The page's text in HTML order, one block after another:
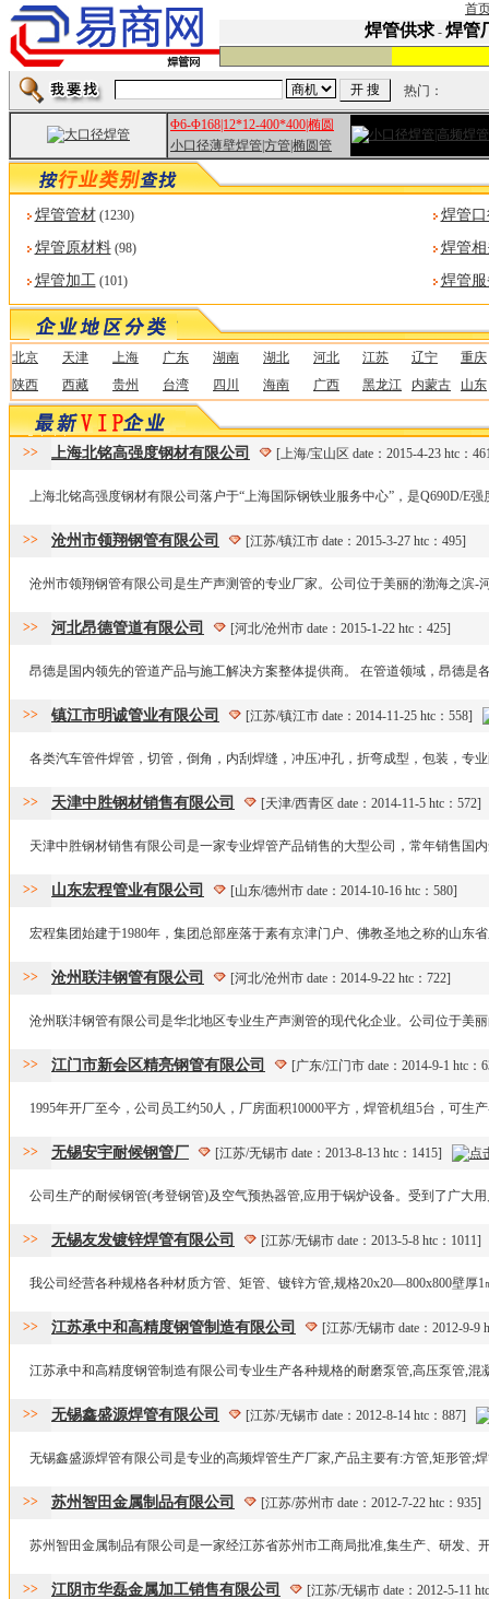
首
焊管供求- 焊管
热门：
Φ6-Φ168|12*12-400*400|椭圆
小口径薄壁焊管|方管|椭圆管
焊管管材(1230)
焊管
焊管原材料(98)
焊管相
焊管加工(101) 焊管服
北京 天津 上海 广东 湖南 湖北 河北 江苏 辽宁
重庆
陕西
西藏 贵州 台湾 四川 海南 广西 黑龙江 内蒙古 山东
>> 上海北铭高强度钢材有限公司 [上海/宝山区 date：2015-4-23 htc：
上海北铭高强度钢材有限公司落户于“上海国际钢铁业服务中心”，是Q690D/E强
>> 沧州市领翔钢管有限公司 [江苏/镇江市 date：2015-3-27 htc：495]
沧州市领翔钢管有限公司是生产声测管的专业厂家。公司位于美丽的渤海之滨-
>> 河北昂德管道有限公司 [河北/沧州市 date：2015-1-22 htc：425]
昂德是国内领先的管道产品与施工解决方案整体提供商。 在管道领域，昂德是
>> 镇江市明诚管业有限公司 [江苏/镇江市 date：2014-11-25 htc：558]
各类汽车管件焊管，切管，倒角，内刮焊缝，冲压冲孔，折弯成型，包装，专
>> 天津中胜钢材销售有限公司 [天津/西青区 date：2014-11-5 htc：
天津中胜钢材销售有限公司是一家专业焊管产品销售的大型公司，常年销售国内
>> 山东宏程管业有限公司 [山东/德州市 date：2014-10-16 htc：580]
宏程集团始建于1980年，集团总部座落于素有京津门户、佛教圣地之称的山东
>> 沧州联沣钢管有限公司 [河北/沧州市 date：2014-9-22 htc：722]
沧州联沣钢管有限公司是华北地区专业生产声测管的现代化企业。公司位于美
>> 江门市新会区精亮钢管有限公司 [广东/江门市 date：2014-9-1 htc
1995年开厂至今，公司员工约50人，厂房面积10000平方，焊管机组5台，可生
>> 无锡安宇耐候钢管厂 [江苏/无锡市 date：2013-8-13 htc：1415]
公司生产的耐候钢管(考登钢管)及空气预热器管,应用于锅炉设备。受到了广大
>> 无锡友发镀锌焊管有限公司 [江苏/无锡市 date：2013-5-8 htc：
我公司经营各种规格各种材质方管、矩管、镀锌方管,规格20x20—800x800壁厚1
>> 江苏承中和高精度钢管制造有限公司 [江苏/无锡市 date：2012-9-
江苏承中和高精度钢管制造有限公司专业生产各种规格的耐磨泵管,高压泵管,混
>> 无锡鑫盛源焊管有限公司 [江苏/无锡市 date：2012-8-14 htc：887]
无锡鑫盛源焊管有限公司是专业的高频焊管生产厂家,产品主要有:方管,矩形管;焊
>> 苏州智田金属制品有限公司 [江苏/苏州市 date：2012-7-22 htc：935]
苏州智田金属制品有限公司是一家经江苏省苏州市工商局批准,集生产、研发、
>> 江阴市华磊金属加工销售有限公司 [江苏/无锡市 date：2012-5-11